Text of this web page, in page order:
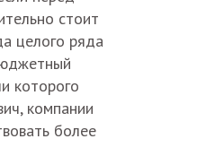
стоит
целого ряда
которого
компании
более